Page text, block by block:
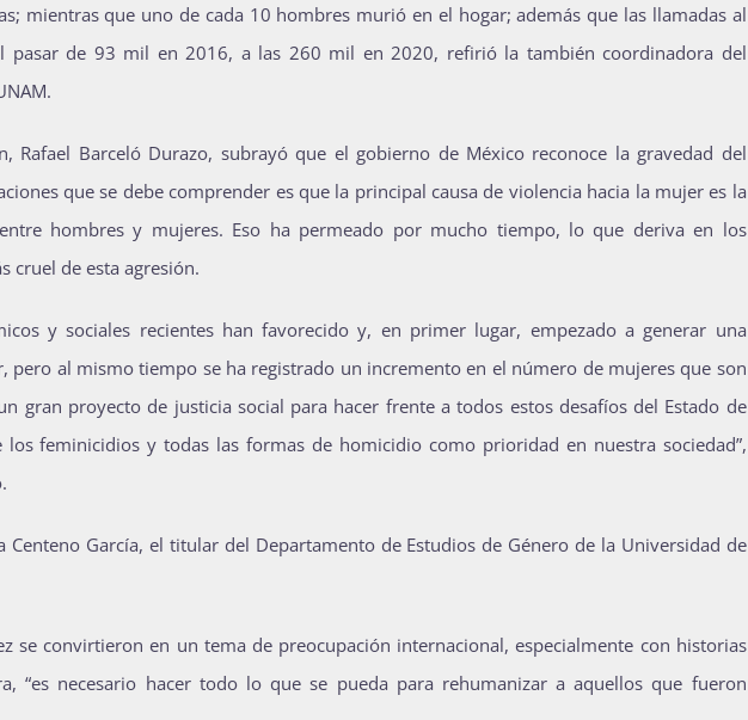
mientras que uno de cada 10 hombres murió en el hogar; además que las llamadas al
pasar de 93 mil en 2016, a las 260 mil en 2020, refirió la también coordinadora del
Rafael Barceló Durazo, subrayó que el gobierno de México reconoce la gravedad del
que se debe comprender es que la principal causa de violencia hacia la mujer es la
hombres y mujeres. Eso ha permeado por mucho tiempo, lo que deriva en los
cruel de esta agresión.
y sociales recientes han favorecido y, en primer lugar, empezado a generar una
pero al mismo tiempo se ha registrado un incremento en el número de mujeres que son
gran proyecto de justicia social para hacer frente a todos estos desafíos del Estado de
feminicidios y todas las formas de homicidio como prioridad en nuestra sociedad”,
Centeno García, el titular del Departamento de Estudios de Género de la Universidad de
se convirtieron en un tema de preocupación internacional, especialmente con historias
“es necesario hacer todo lo que se pueda para rehumanizar a aquellos que fueron